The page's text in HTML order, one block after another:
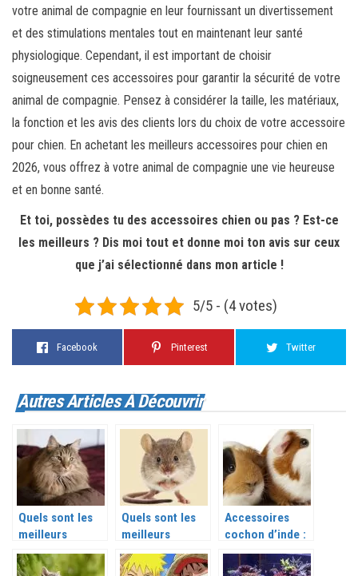
votre animal de compagnie en leur fournissant un divertissement
et des stimulations mentales tout en maintenant leur santé
physiologique. Cependant, il est important de choisir
soigneusement ces accessoires pour garantir la sécurité de votre
animal de compagnie. Pensez à considérer la taille, les matériaux,
la fonction et les avis des clients lors du choix de votre accessoire
pour chien. En achetant les meilleurs accessoires pour chien en
2026, vous offrez à votre animal de compagnie une vie heureuse
et en bonne santé.
Et toi, possèdes tu des accessoires chien ou pas ? Est-ce
les meilleurs ? Dis moi tout et donne moi ton avis sur ceux
que j’ai sélectionné dans mon article !
5/5 - (4 votes)
Facebook Pinterest Twitter
Autres Articles À Découvrir
Quels sont les
meilleurs
accessoires
chat ?
Quels sont les
meilleurs
accessoires
rongeurs ?
Accessoires
cochon d’inde :
Quels sont les
meilleurs ?